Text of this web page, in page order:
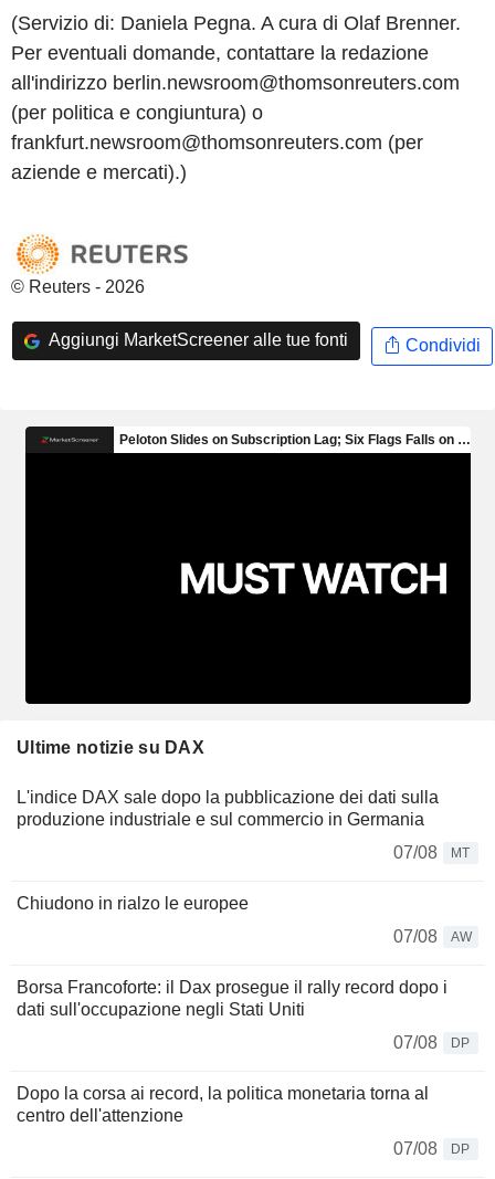
(Servizio di: Daniela Pegna. A cura di Olaf Brenner.
Per eventuali domande, contattare la redazione
all'indirizzo berlin.newsroom@thomsonreuters.com
(per politica e congiuntura) o
frankfurt.newsroom@thomsonreuters.com (per
aziende e mercati).)
© Reuters - 2026
Aggiungi MarketScreener alle tue fonti Condividi
Ultime notizie su DAX
L'indice DAX sale dopo la pubblicazione dei dati sulla
produzione industriale e sul commercio in Germania
07/08
MT
Chiudono in rialzo le europee
07/08
AW
Borsa Francoforte: il Dax prosegue il rally record dopo i
dati sull'occupazione negli Stati Uniti
07/08
DP
Dopo la corsa ai record, la politica monetaria torna al
centro dell'attenzione
07/08
DP